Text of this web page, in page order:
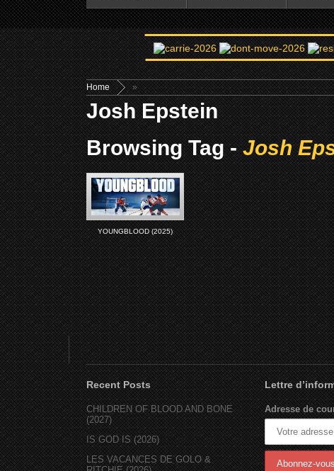
Home »
Josh Epstein
Browsing Tag -Josh
YOUNGBLOOD (2025)
Recent Posts
CHILDREN OF BLOOD AND BONE
(2027)
IS GOD IS (2026)
LES VACANCES DE GOLO &
Lettre
Adresse de